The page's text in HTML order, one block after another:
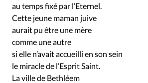
Édition: Internationale
Devise:CHF
Tous les articles
Actualité chrétienne
Actualité internationale
au temps fixé par l’Eternel.
Cette jeune maman juive
aurait pu être une mère
comme une autre
si elle n’avait accueilli en son sein
le miracle de l’Esprit Saint.
La ville de Bethléem